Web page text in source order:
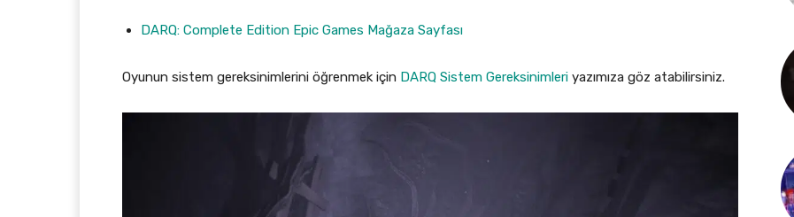
DARQ: Complete Edition Epic Games Mağaza Sayfası
Oyunun sistem gereksinimlerini öğrenmek için DARQ Sistem Gereksinimleri yazımıza göz atabilirsiniz.